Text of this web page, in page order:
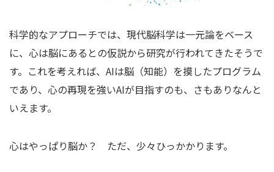
科学的なアプローチでは、現代脳科学は一元論をベース
に、心は脳にあるとの仮説から研究が行われてきたそうで
す。これを考えれば、AIは脳（知能）を摸したプログラム
であり、心の再現を強いAIが目指すのも、さもありなんと
いえます。
心はやっぱり脳か？ ただ、少々ひっかかります。